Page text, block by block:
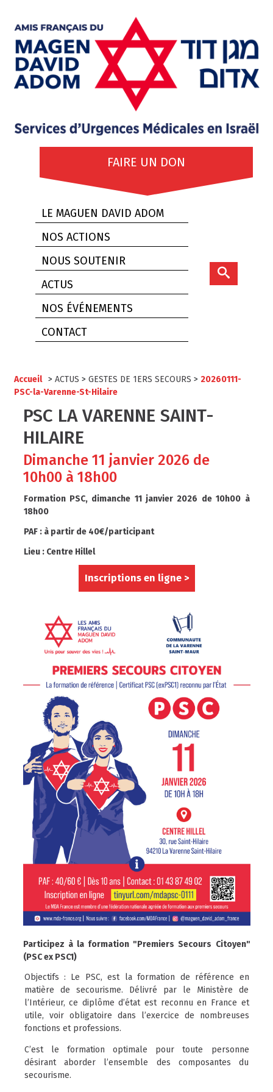
FAIRE UN DON
LE MAGUEN DAVID ADOM
NOS ACTIONS
NOUS SOUTENIR
ACTUS
NOS ÉVÉNEMENTS
CONTACT
Accueil > ACTUS > GESTES DE 1ERS SECOURS > 20260111-
PSC-la-Varenne-St-Hilaire
PSC LA VARENNE SAINT-
HILAIRE
Dimanche 11 janvier 2026 de
10h00 à 18h00
Formation PSC, dimanche 11 janvier 2026 de 10h00 à
18h00
PAF : à partir de 40€/participant
Lieu : Centre Hillel
Inscriptions en ligne >
Participez à la formation "Premiers Secours Citoyen"
(PSC ex PSC1)
Objectifs : Le PSC, est la formation de référence en
matière de secourisme. Délivré par le Ministère de
l’Intérieur, ce diplôme d’état est reconnu en France et
utile, voir obligatoire dans l’exercice de nombreuses
fonctions et professions.
C’est le formation optimale pour toute personne
désirant aborder l’ensemble des composantes du
secourisme.